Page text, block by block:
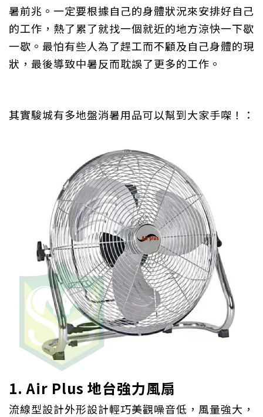
暑前兆。一定要根據自己的身體狀況來安排好自己
的工作，熱了累了就找一個就近的地方涼快一下歇
一歇。最怕有些人為了趕工而不顧及自己身體的現
狀，最後導致中暑反而耽誤了更多的工作。
其實駿城有多地盤消暑用品可以幫到大家手㗎！：
1. Air Plus 地台強力風扇
流線型設計外形設計輕巧美觀噪音低，風量強大，